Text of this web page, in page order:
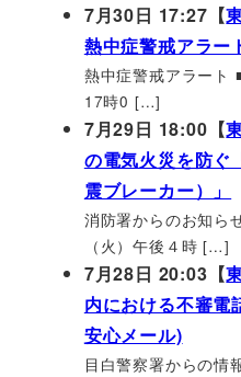
7月30日 17:27【
熱中症警戒アラー
熱中症警戒アラート
17時0 […]
7月29日 18:00【
の電気火災を防ぐ
震ブレーカー）」
消防署からのお知ら
（火）午後４時 […]
7月28日 20:03【
内における不審電
安心メール)
目白警察署からの情